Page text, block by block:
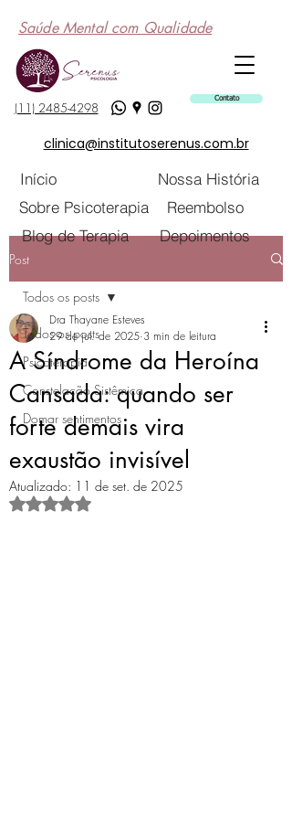
Saúde Mental com Qualidade
(11) 2485-4298
Contato
clinica@institutoserenus.com.br
Início
Sobre Psicoterapia
Blog de Terapia
Nossa História
Reembolso
Depoimentos
Post
Todos os posts
Psicoterapia
Constelação Sistêmica
Domar sentimentos
Todos os posts
A Síndrome da Heroína
Cansada: quando ser
forte demais vira
exaustão invisível
Dra Thayane Esteves
29 de jul. de 2025 3 min de leitura
Atualizado: 11 de set. de 2025
Avaliado com NaN de 5 estrelas.